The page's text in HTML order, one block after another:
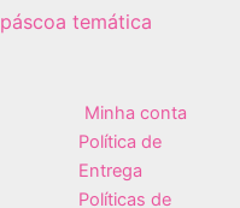
páscoa temática
Minha conta
Política de
Entrega
Políticas de